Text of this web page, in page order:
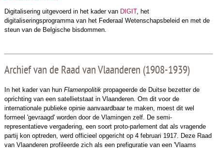
Digitalisering uitgevoerd in het kader van DIGIT, het
digitaliseringsprogramma van het Federaal Wetenschapsbeleid en met de
steun van de Belgische bisdommen.
Archief van de Raad van Vlaanderen (1908-1939)
In het kader van hun Flamenpolitikpropageerde de Duitse bezetter de
oprichting van een satellietstaat in Vlaanderen. Om dit voor de
internationale publieke opinie aanvaardbaar te maken, moest dit wel
formeel 'gevraagd' worden door de Vlamingen zelf. De semi-
representatieve vergadering, een soort proto-parlement dat als vragende
partij kon optreden, werd officieel opgericht op 4 februari 1917. Deze Raad
van Vlaanderen profileerde zich als een prefiguratie van een 'Vlaams